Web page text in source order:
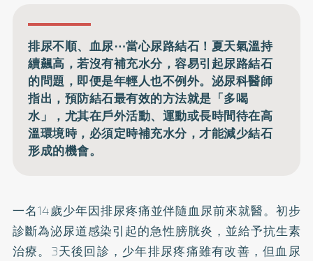
排尿不順、血尿⋯當心尿路結石！夏天氣溫持
續飆高，若沒有補充水分，容易引起尿路結石
的問題，即便是年輕人也不例外。泌尿科醫師
指出，預防結石最有效的方法就是「多喝
水」，尤其在戶外活動、運動或長時間待在高
溫環境時，必須定時補充水分，才能減少結石
形成的機會。
一名14歲少年因排尿疼痛並伴隨血尿前來就醫。初步
診斷為泌尿道感染引起的急性膀胱炎，並給予抗生素
治療。3天後回診，少年排尿疼痛雖有改善，但血尿